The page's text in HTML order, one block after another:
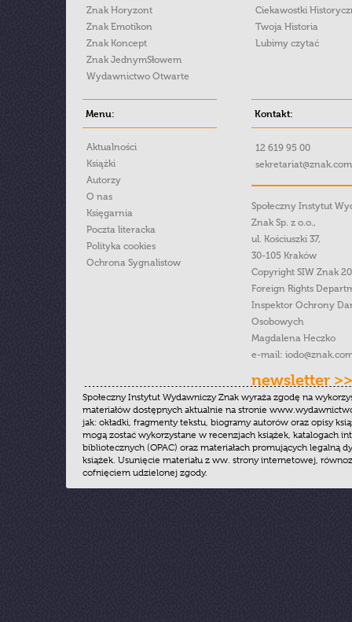
Znak Horyzont
Znak Emotikon
Znak Koncept
Znak JednymSłowem
Wydawnictwo Otwarte
Ciekawostki
Twoja Historia
Lubimy czytać
Menu:
Aktualności
Książki
Autorzy
O nas
Księgarnia
Poczta literacka
Polityka cookies
Ochrona Sygnalistow
Kontakt:
12 619 95 00
Społeczny Instytut
Znak Sp. z o.o.,
ul. Kościuszki 37,
30-105 Kraków
Copyright SIW Znak
Foreign Rights
Inspektor Ochrony
Osobowych
Magdalena Heczko
e-mail:
newsletter >>
Społeczny Instytut Wydawniczy Znak wyraża zgodę na
materiałów dostępnych aktualnie na stronie
jak: okładki, fragmenty tekstu, biogramy autorów oraz opisy
mogą zostać wykorzystane w recenzjach książek, katalogach
bibliotecznych (OPAC) oraz materiałach promujących legalną
książek. Usunięcie materiału z ww. strony internetowej,
cofnięciem udzielonej zgody.